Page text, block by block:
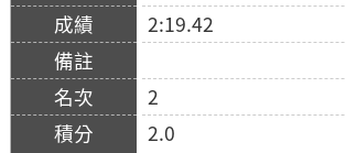
2:19.42
2
2.0